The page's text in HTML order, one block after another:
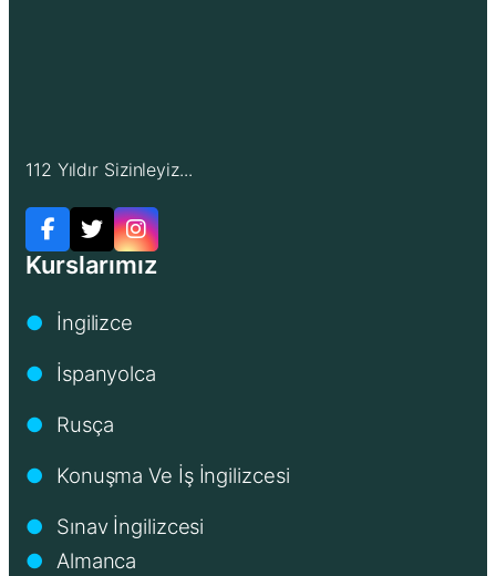
112 Yıldır Sizinleyiz...
Kurslarımız
● İngilizce
● İspanyolca
● Rusça
● Konuşma Ve İş İngilizcesi
● Sınav İngilizcesi
● Almanca